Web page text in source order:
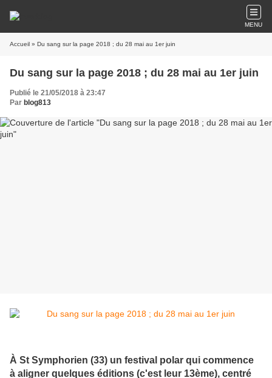
MENU
Accueil » Du sang sur la page 2018 ; du 28 mai au 1er juin
Du sang sur la page 2018 ; du 28 mai au 1er juin
Publié le 21/05/2018 à 23:47
Par blog813
À St Symphorien (33) un festival polar qui commence
à aligner quelques éditions (c'est leur 13ème), centré